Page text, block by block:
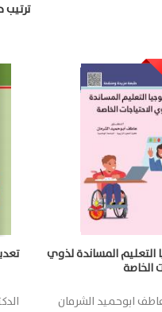
التعليم المساندة لذوي
الخاصة
ابوحميد الشرمان